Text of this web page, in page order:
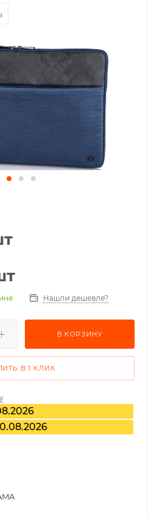
Нашли дешевле?
В КОРЗИНУ
В 1 КЛИК